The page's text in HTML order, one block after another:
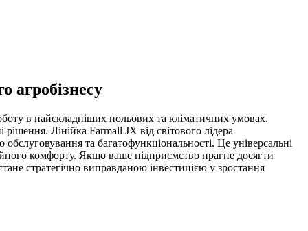
агробізнесу
в найскладніших польових та кліматичних умовах.
Лінійка Farmall JX від світового лідера
та багатофункціональності. Це універсальні
комфорту. Якщо ваше підприємство прагне досягти
стратегічно виправданою інвестицією у зростання